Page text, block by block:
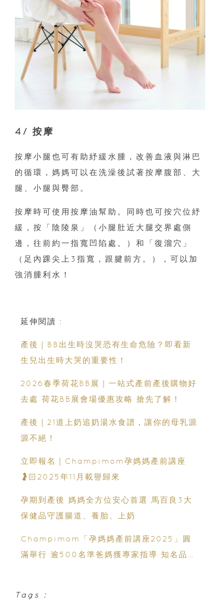
4/ 按摩
按摩小腿也可有助紓緩水腫，改善血液與淋巴
的循環，媽媽可以在洗澡後試著按摩腹部、大
腿、小腿與臀部。
按摩時可使用按摩油幫助。同時也可按穴位紓
緩，按「陰陵泉」（小腿肚近大腿交界處側
邊，往前約一指寬凹陷處。）和「復溜穴」
（足內踝尖上3指寬，跟腱前方。），可以加
強消腫利水！
延伸閱讀 :
產後｜BB出生時沒哭恐有生命危險？即看新
生兒出生時大哭的重要性！
2026春季荷花BB展｜一站式產前產後購物好
去處 荷花BB展會場優惠攻略 搶先了解！
產後｜21道上奶追奶湯水食譜，讓你的母乳源
源不絕！
立即報名｜Champimom孕媽媽產前講座
🤰🏻2025年11月載譽歸來
孕期到產後 媽媽全方位安心首選 馬百良3大
保健品守護腸道、養胎、上奶
Champimom「孕媽媽產前講座2025」圓
滿舉行 逾500名準爸媽獲專家指導 知名品牌
Tags :